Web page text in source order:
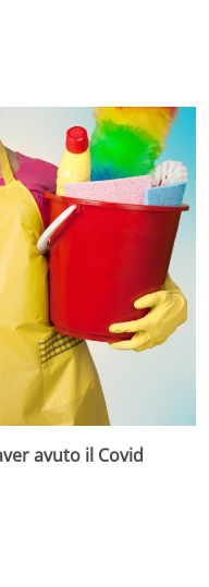
avuto il Covid